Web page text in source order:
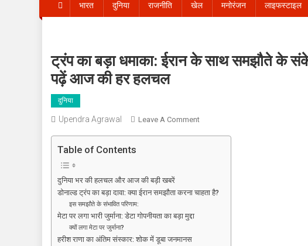
भारत दुनिया राजनीति खेल मनोरंजन लाइफस्टाइल
ट्रंप का बड़ा धमाका: ईरान के साथ समझौते के
पढ़ें आज की हर हलचल
दुनिया
Upendra Agrawal Leave A CommentOn
Table of Contents
दुनिया भर की हलचल और आज की बड़ी खबरें
डोनाल्ड ट्रंप का बड़ा दावा: क्या ईरान समझौता करना चाहता है?
इस समझौते के संभावित परिणाम:
मेटा पर लगा भारी जुर्माना: डेटा गोपनीयता का बड़ा मुद्दा
क्यों लगा मेटा पर जुर्माना?
हरीश राणा का अंतिम संस्कार: शोक में डूबा जनमानस